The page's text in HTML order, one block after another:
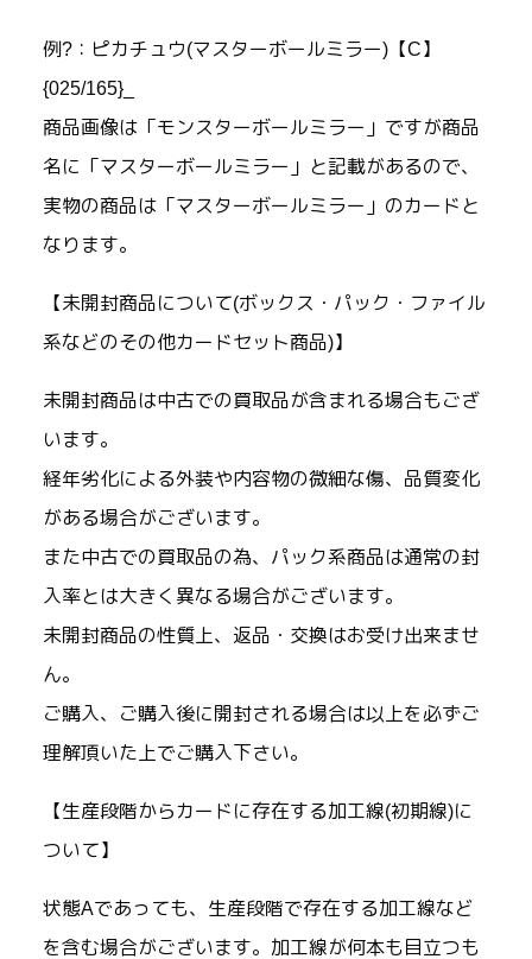
例?：ピカチュウ(マスターボールミラー)【C】
{025/165}_
商品画像は「モンスターボールミラー」ですが商品
名に「マスターボールミラー」と記載があるので、
実物の商品は「マスターボールミラー」のカードと
なります。
【未開封商品について(ボックス・パック・ファイル
系などのその他カードセット商品)】
未開封商品は中古での買取品が含まれる場合もござ
います。
経年劣化による外装や内容物の微細な傷、品質変化
がある場合がございます。
また中古での買取品の為、パック系商品は通常の封
入率とは大きく異なる場合がございます。
未開封商品の性質上、返品・交換はお受け出来ませ
ん。
ご購入、ご購入後に開封される場合は以上を必ずご
理解頂いた上でご購入下さい。
【生産段階からカードに存在する加工線(初期線)に
ついて】
状態Aであっても、生産段階で存在する加工線など
を含む場合がございます。加工線が何本も目立つも